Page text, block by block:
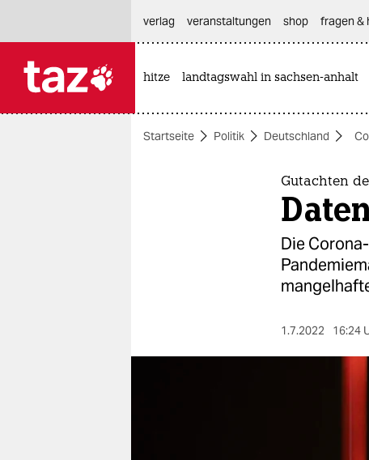
themen
verlag
veranstaltungen shop fragen &
hitze landtagswahl in sachsen-anhalt
Startseite Politik Deutschland
Gutachten
Die
1.7.2022 16:24